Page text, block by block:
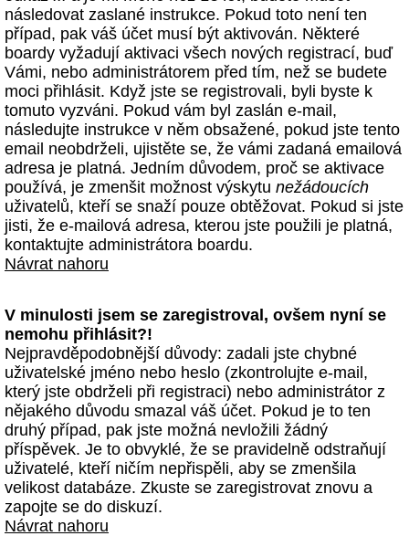
následovat zaslané instrukce. Pokud toto není ten
případ, pak váš účet musí být aktivován. Některé
boardy vyžadují aktivaci všech nových registrací, buď
Vámi, nebo administrátorem před tím, než se budete
moci přihlásit. Když jste se registrovali, byli byste k
tomuto vyzváni. Pokud vám byl zaslán e-mail,
následujte instrukce v něm obsažené, pokud jste tento
email neobdrželi, ujistěte se, že vámi zadaná emailová
adresa je platná. Jedním důvodem, proč se aktivace
používá, je zmenšit možnost výskytu nežádoucích
uživatelů, kteří se snaží pouze obtěžovat. Pokud si jste
jisti, že e-mailová adresa, kterou jste použili je platná,
kontaktujte administrátora boardu.
Návrat nahoru
V minulosti jsem se zaregistroval, ovšem nyní se
nemohu přihlásit?!
Nejpravděpodobnější důvody: zadali jste chybné
uživatelské jméno nebo heslo (zkontrolujte e-mail,
který jste obdrželi při registraci) nebo administrátor z
nějakého důvodu smazal váš účet. Pokud je to ten
druhý případ, pak jste možná nevložili žádný
příspěvek. Je to obvyklé, že se pravidelně odstraňují
uživatelé, kteří ničím nepřispěli, aby se zmenšila
velikost databáze. Zkuste se zaregistrovat znovu a
zapojte se do diskuzí.
Návrat nahoru